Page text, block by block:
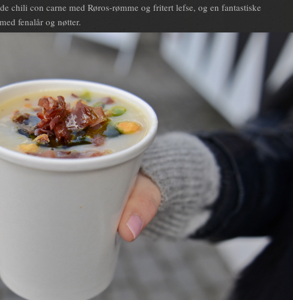
chili con carne med Røros-rømme og fritert lefse, og en fantastiske
fenalår og nøtter.